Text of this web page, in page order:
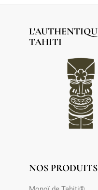
TAHITI
NOS